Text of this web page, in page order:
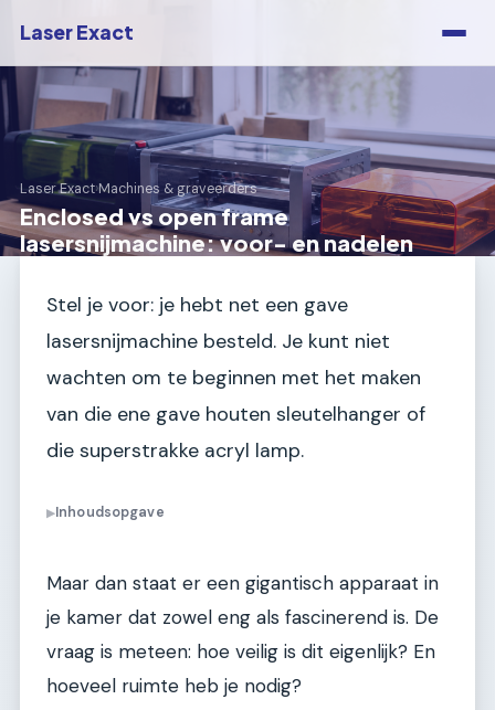
Laser Exact
Laser Exact›Machines & graveerders
Enclosed vs open frame
lasersnijmachine: voor- en nadelen
Stel je voor: je hebt net een gave
lasersnijmachine besteld. Je kunt niet
wachten om te beginnen met het maken
van die ene gave houten sleutelhanger of
die superstrakke acryl lamp.
▶Inhoudsopgave
Maar dan staat er een gigantisch apparaat in
je kamer dat zowel eng als fascinerend is. De
vraag is meteen: hoe veilig is dit eigenlijk? En
hoeveel ruimte heb je nodig?